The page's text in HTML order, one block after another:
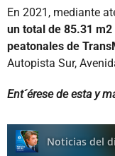
En 2021, mediante
un total de 85.31
peatonales de
Autopista Sur,
Ent´érese de esta y